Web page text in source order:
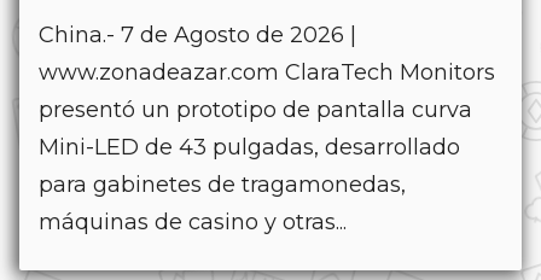
China.- 7 de Agosto de 2026 |
www.zonadeazar.com ClaraTech Monitors
presentó un prototipo de pantalla curva
Mini-LED de 43 pulgadas, desarrollado
para gabinetes de tragamonedas,
máquinas de casino y otras...